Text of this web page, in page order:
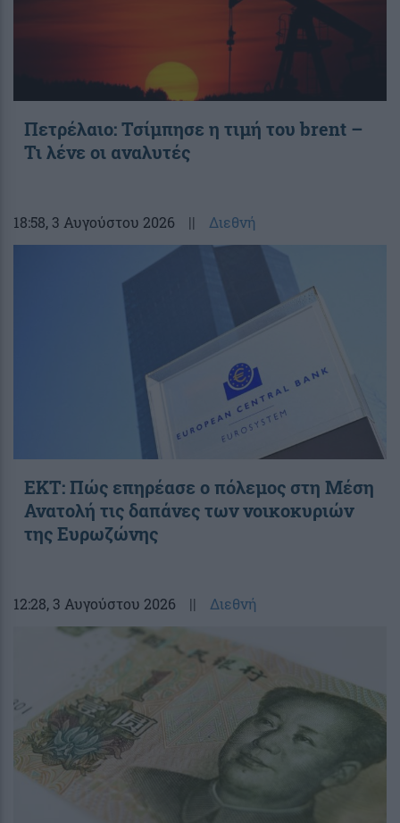
Πετρέλαιο: Τσίμπησε η τιμή του brent –
Τι λένε οι αναλυτές
18:58, 3 Αυγούστου 2026 || Διεθνή
ΕΚΤ: Πώς επηρέασε ο πόλεμος στη Μέση
Ανατολή τις δαπάνες των νοικοκυριών
της Ευρωζώνης
12:28, 3 Αυγούστου 2026 || Διεθνή